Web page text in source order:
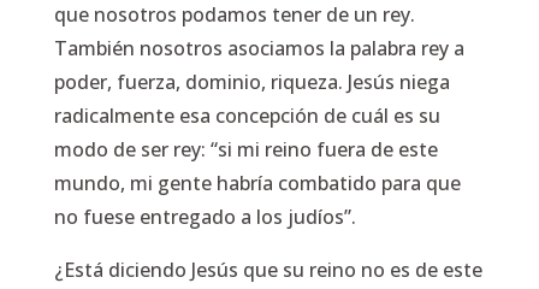
que nosotros podamos tener de un rey.
También nosotros asociamos la palabra rey a
poder, fuerza, dominio, riqueza. Jesús niega
radicalmente esa concepción de cuál es su
modo de ser rey: “si mi reino fuera de este
mundo, mi gente habría combatido para que
no fuese entregado a los judíos”.
¿Está diciendo Jesús que su reino no es de este